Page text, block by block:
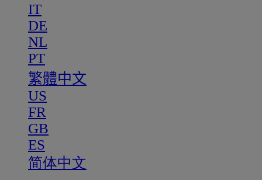
IT
DE
NL
PT
繁體中文
US
FR
GB
ES
简体中文